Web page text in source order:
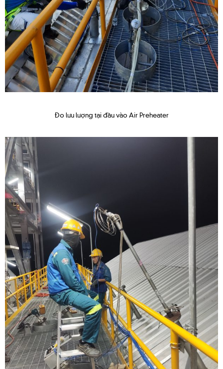
Đo lưu lượng tại đầu vào Air Preheater